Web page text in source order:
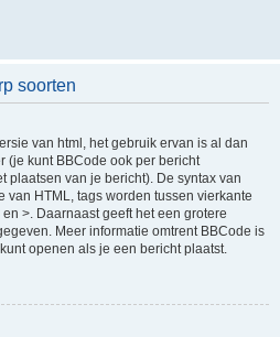
soorten
van html, het gebruik ervan is al dan
(je kunt BBCode ook per bericht
plaatsen van je bericht). De syntax van
van HTML, tags worden tussen vierkante
>. Daarnaast geeft het een grotere
Meer informatie omtrent BBCode is
openen als je een bericht plaatst.